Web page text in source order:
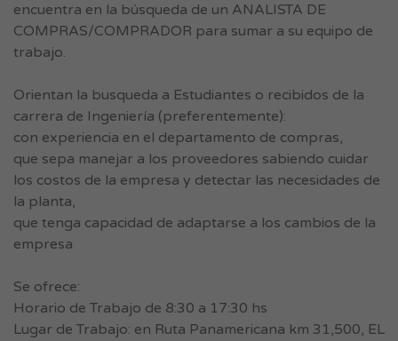
encuentra en la búsqueda de un ANALISTA DE
COMPRAS/COMPRADOR para sumar a su equipo de
trabajo.
Orientan la busqueda a Estudiantes o recibidos de la
carrera de Ingeniería (preferentemente):
con experiencia en el departamento de compras,
que sepa manejar a los proveedores sabiendo cuidar
los costos de la empresa y detectar las necesidades de
la planta,
que tenga capacidad de adaptarse a los cambios de la
empresa
Se ofrece:
Horario de Trabajo de 8:30 a 17:30 hs
Lugar de Trabajo: en Ruta Panamericana km 31,500, EL